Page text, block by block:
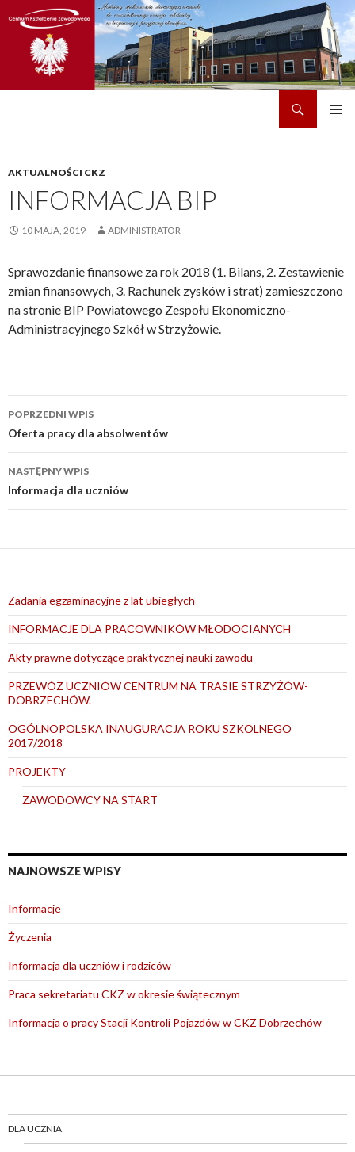
AKTUALNOŚCI CKZ
INFORMACJA BIP
10 MAJA, 2019 ADMINISTRATOR
Sprawozdanie finansowe za rok 2018 (1. Bilans, 2. Zestawienie
zmian finansowych, 3. Rachunek zysków i strat) zamieszczono
na stronie BIP Powiatowego Zespołu Ekonomiczno-
Administracyjnego Szkół w Strzyżowie.
Nawigacja
wpisu
POPRZEDNI WPIS
Oferta pracy dla absolwentów
NASTĘPNY WPIS
Informacja dla uczniów
Zadania egzaminacyjne z lat ubiegłych
INFORMACJE DLA PRACOWNIKÓW MŁODOCIANYCH
Akty prawne dotyczące praktycznej nauki zawodu
PRZEWÓZ UCZNIÓW CENTRUM NA TRASIE STRZYŻÓW-
DOBRZECHÓW.
OGÓLNOPOLSKA INAUGURACJA ROKU SZKOLNEGO
2017/2018
PROJEKTY
ZAWODOWCY NA START
NAJNOWSZE WPISY
Informacje
Życzenia
Informacja dla uczniów i rodziców
Praca sekretariatu CKZ w okresie świątecznym
Informacja o pracy Stacji Kontroli Pojazdów w CKZ Dobrzechów
DLA UCZNIA